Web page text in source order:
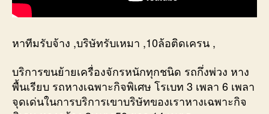
หาทีมรับจ้าง ,บริษัทรับเหมา ,10ล้อติดเครน ,
บริการขนย้ายเครื่องจักรหนักทุกชนิด รถกึ่งพ่วง หาง
พื้นเรียบ รถหางเฉพาะกิจพิเศษ โรเบท 3 เพลา 6 เพลา
จุดเด่นในการบริการเขาบริษัทของเราหางเฉพาะกิจ